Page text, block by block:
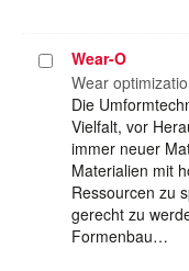
Projekt
auswählen
Wear-O
Wear
Die
Vielfalt, vor
immer neuer
Materialien mit
Ressourcen zu
gerecht zu
Formenbau…